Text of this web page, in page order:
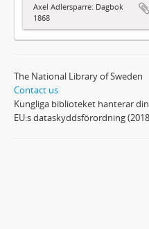
Axel Adlersparre: Dagbok
1868
The National Library of Sweden
Contact us
Kungliga biblioteket hanterar
EU:s dataskyddsförordning